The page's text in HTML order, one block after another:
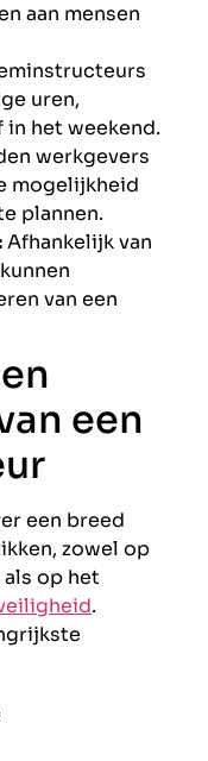
aan mensen
uren,
in het weekend.
werkgevers
mogelijkheid
plannen.
Afhankelijk van
van een
een
een breed
zowel op
op het
.